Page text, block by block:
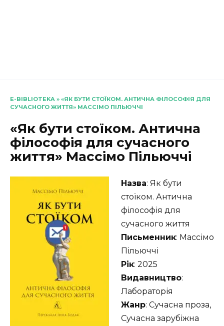
E-BIBLIOTEKA » «ЯК БУТИ СТОЇКОМ. АНТИЧНА ФІЛОСОФІЯ ДЛЯ
СУЧАСНОГО ЖИТТЯ» МАССІМО ПІЛЬЮЧЧІ
«Як бути стоїком. Антична
філософія для сучасного
життя» Массімо Пільюччі
Назва: Як бути
стоїком. Антична
філософія для
сучасного життя
Письменник: Массімо
Пільюччі
Рік: 2025
Видавництво:
Лабораторія
Жанр: Сучасна проза,
Сучасна зарубіжна